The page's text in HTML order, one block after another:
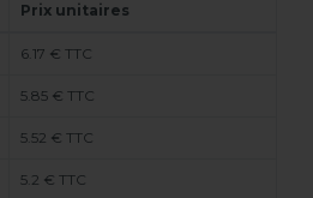
Prix unitaires
6.17 € TTC
5.85 € TTC
5.52 € TTC
5.2 € TTC